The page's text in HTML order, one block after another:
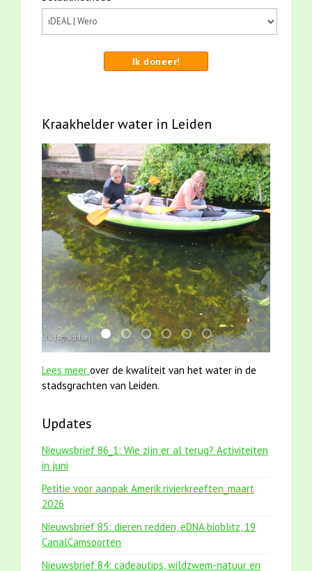
Ik doneer!
Kraakhelder water in Leiden
mei2021 1 snoekje elly
karper met kattenklimtouw
mei2021 watervogelmethode fuut
jun2021 zaklv 5 snoekje MOOI
jun2021 28 brasem en
smoelenboek fifi en
Lees meer over de kwaliteit van het water in de
stadsgrachten van Leiden.
Updates
Nieuwsbrief 86_1: Wie zijn er al terug? Activiteiten
in juni
Petitie voor aanpak Amerik.rivierkreeften_maart
2026
Nieuwsbrief 85: dieren redden, eDNA bioblitz, 19
CanalCamsoorten
Nieuwsbrief 84: cadeautips, wildzwem-natuur en